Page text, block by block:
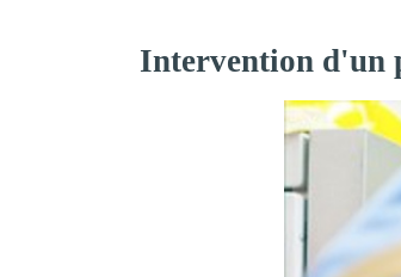
Intervention d'un